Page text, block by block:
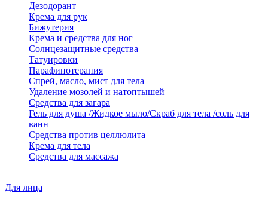
Дезодорант
Крема для рук
Бижутерия
Крема и средства для ног
Солнцезащитные средства
Татуировки
Парафинотерапия
Спрей, масло, мист для тела
Удаление мозолей и натоптышей
Средства для загара
Гель для душа /Жидкое мыло/Скраб для тела /соль для
ванн
Средства против целлюлита
Крема для тела
Средства для массажа
Для лица